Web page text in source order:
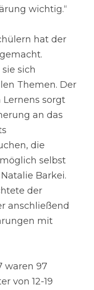
wichtig.“
hat der
sich
Themen. Der
sorgt
an das
die
selbst
Barkei.
der
anschließend
mit
waren 97
von 12-19